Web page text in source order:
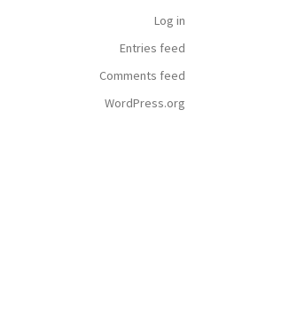
Log in
Entries feed
Comments feed
WordPress.org